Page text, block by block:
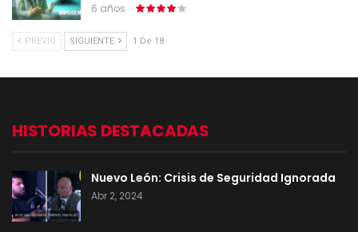
6 años
PREVIO SIGUIENTE 1 De 18
HISTORIAS DESTACADAS
Nuevo León: Crisis de Seguridad Ignorada
Abr 2, 2024